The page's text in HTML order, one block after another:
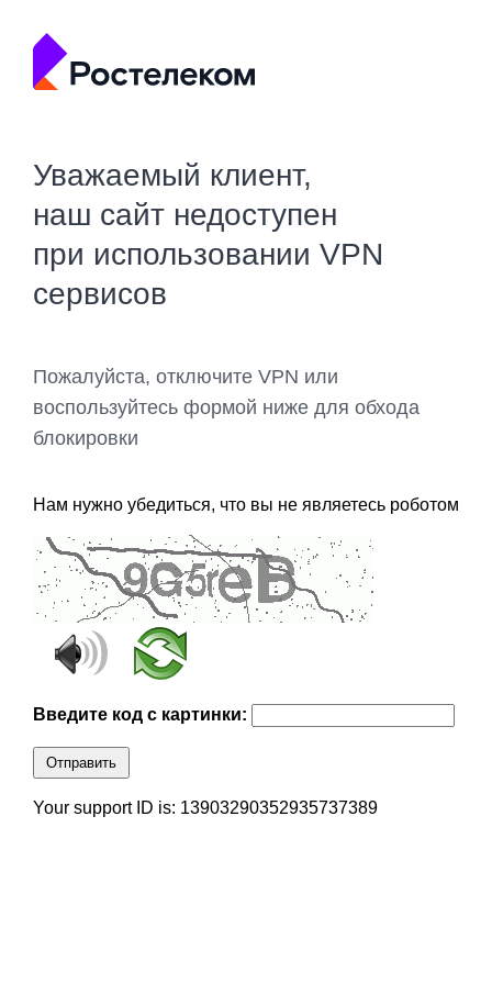
Уважаемый клиент,
наш сайт недоступен
при использовании VPN
сервисов
Пожалуйста, отключите VPN или
воспользуйтесь формой ниже для обхода
блокировки
Нам нужно убедиться, что вы не являетесь роботом
Введите код с картинки:
Отправить
Your support ID is: 13903290352935737389